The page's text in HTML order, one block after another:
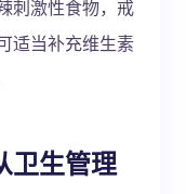
刺激性食物，戒
适当补充维生素
卫生管理